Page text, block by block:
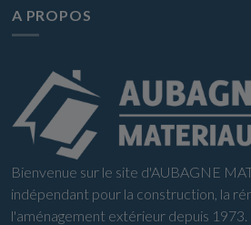
A PROPOS
Bienvenue sur le site d'AUBAGNE
indépendant pour la construction, la
l'aménagement extérieur depuis 1973.